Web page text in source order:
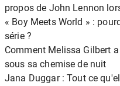
propos de John Lennon
« Boy Meets World » :
série ?
Comment Melissa Gilbert
sous sa chemise de nuit
Jana Duggar : Tout ce